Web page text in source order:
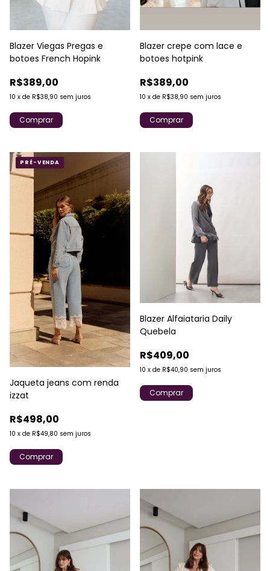
Blazer Viegas Pregas e
botoes French Hopink
R$389,00
10 x de R$38,90 sem juros
Comprar
Blazer crepe com lace e
botoes hotpink
R$389,00
10 x de R$38,90 sem juros
Comprar
Jaqueta jeans com renda
izzat
R$498,00
10 x de R$49,80 sem juros
Comprar
PRÉ-VENDA
Blazer Alfaiataria Daily
Quebela
R$409,00
10 x de R$40,90 sem juros
Comprar